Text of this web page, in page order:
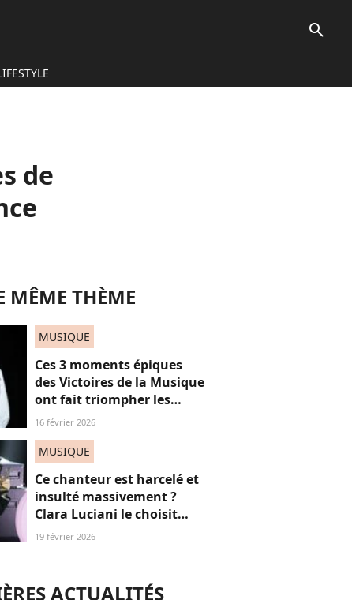
search
de
MÊME THÈME
MUSIQUE
Ces 3 moments épiques
des Victoires de la Musique
ont fait triompher les
femmes, mais surtout le
16 février 2026
MUSIQUE
Ce chanteur est harcelé et
insulté massivement ?
Clara Luciani le choisit
pour sa première partie !
19 février 2026
ACTUALITÉS